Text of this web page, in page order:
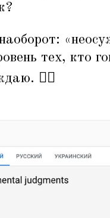
«
тех, кто
🤷‍♂️